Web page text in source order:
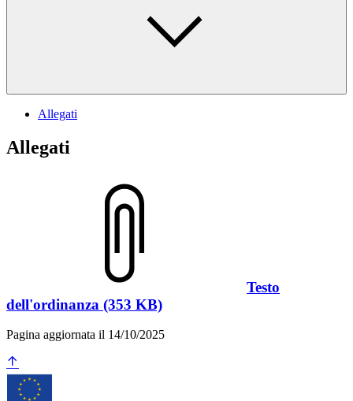
Allegati
Allegati
Testo
dell'ordinanza (353 KB)
Pagina aggiornata il 14/10/2025